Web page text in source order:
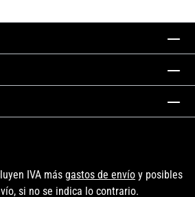
IVA más gastos de envío y posibles
si no se indica lo contrario.